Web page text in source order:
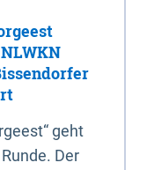
geht
Der